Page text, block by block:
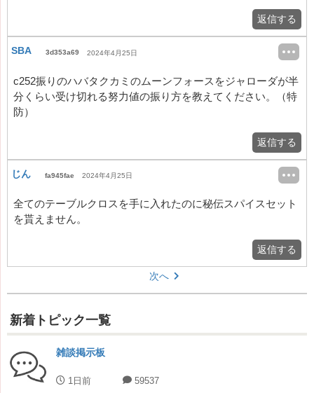
返信する
SBA 3d353a69 2024年4月25日
c252振りのハバタクカミのムーンフォースをジャローダが半
分くらい受け切れる努力値の振り方を教えてください。（特
防）
返信する
じん fa945fae 2024年4月25日
全てのテーブルクロスを手に入れたのに秘伝スパイスセット
を貰えません。
返信する
次へ
新着トピック一覧
雑談掲示板
1日前 59537